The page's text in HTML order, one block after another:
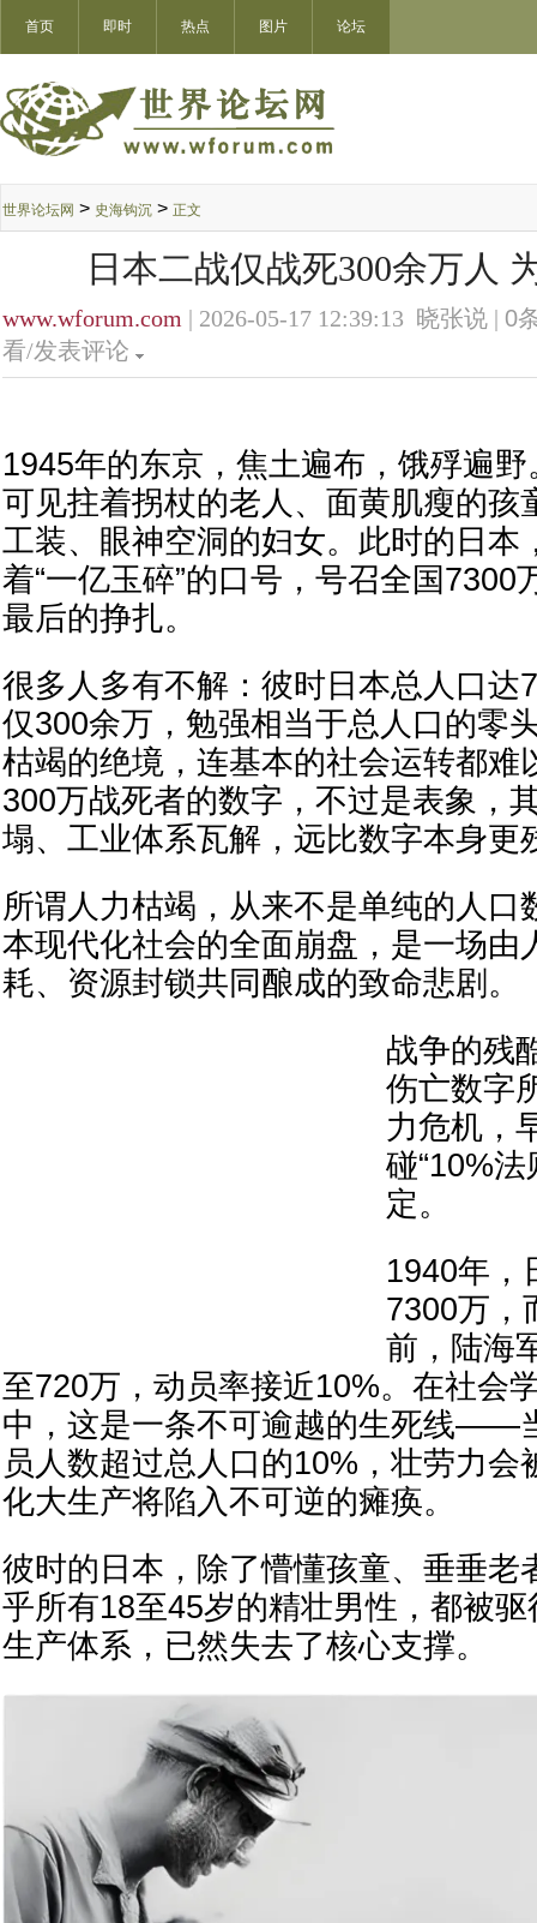
首页 即时 热点 图片 论坛
世界论坛网 > 史海钩沉 > 正文
日本二战仅战死300余万人
www.wforum.com | 2026-05-17 12:39:13 晓张说 | 0
看/发表评论
1945年的东京，焦土遍布，饿殍遍
可见拄着拐杖的老人、面黄肌瘦的孩
工装、眼神空洞的妇女。此时的日本
着“一亿玉碎”的口号，号召全国7300
最后的挣扎。
很多人多有不解：彼时日本总人口达
仅300余万，勉强相当于总人口的零
枯竭的绝境，连基本的社会运转都难
300万战死者的数字，不过是表象，
塌、工业体系瓦解，远比数字本身更
所谓人力枯竭，从来不是单纯的人口
本现代化社会的全面崩盘，是一场由
耗、资源封锁共同酿成的致命悲剧。
战争的残
伤亡数字
力危机，
碰“10%
定。
1940年，
7300万，
前，陆海
至720万，动员率接近10%。在社会
中，这是一条不可逾越的生死线——
员人数超过总人口的10%，壮劳力会
化大生产将陷入不可逆的瘫痪。
彼时的日本，除了懵懂孩童、垂垂老
乎所有18至45岁的精壮男性，都被
生产体系，已然失去了核心支撑。